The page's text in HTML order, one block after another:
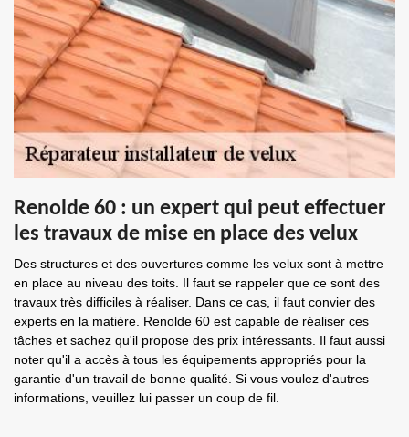
Renolde 60 : un expert qui peut effectuer
les travaux de mise en place des velux
Des structures et des ouvertures comme les velux sont à mettre
en place au niveau des toits. Il faut se rappeler que ce sont des
travaux très difficiles à réaliser. Dans ce cas, il faut convier des
experts en la matière. Renolde 60 est capable de réaliser ces
tâches et sachez qu'il propose des prix intéressants. Il faut aussi
noter qu'il a accès à tous les équipements appropriés pour la
garantie d'un travail de bonne qualité. Si vous voulez d'autres
informations, veuillez lui passer un coup de fil.